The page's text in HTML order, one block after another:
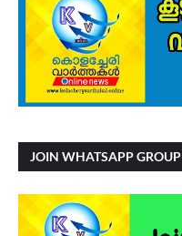
JOIN WHATSAPP GROUP